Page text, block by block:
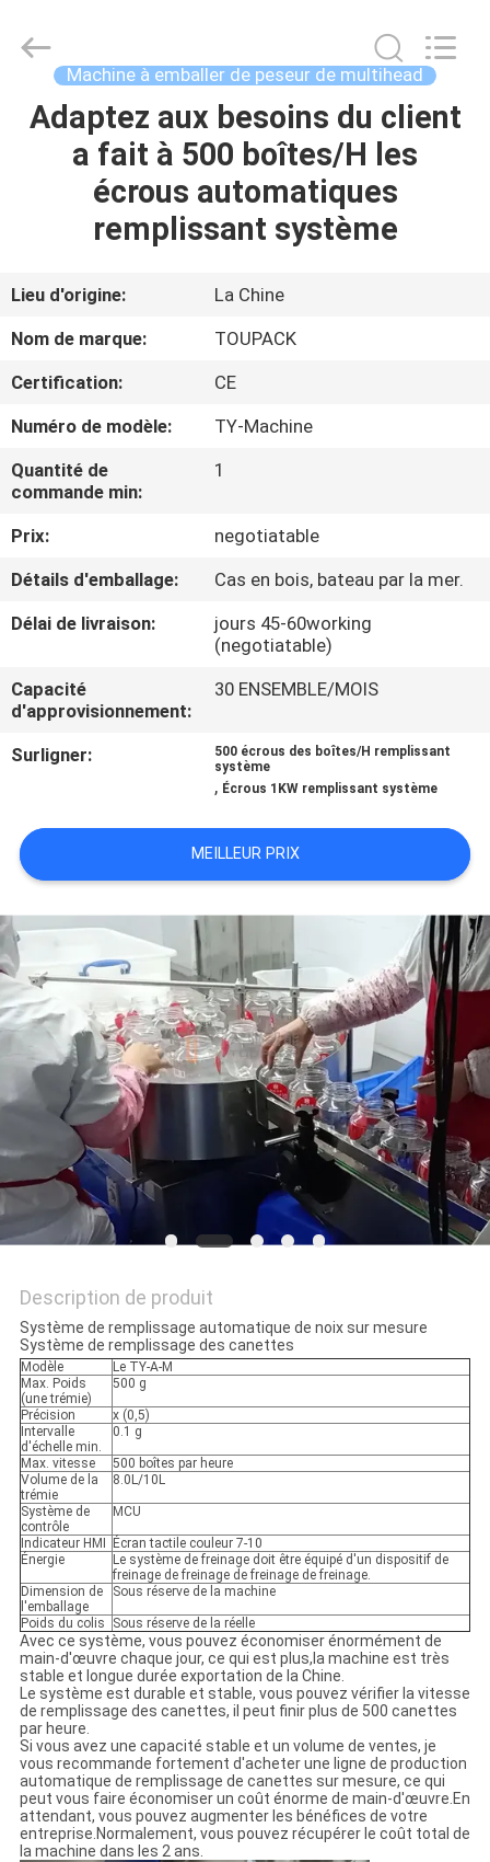
MAISON
PRODUITS
PROPOS
DE
NOUS
VISITE
D'USINE
CONTRÔLE
DE
QUALITÉ
CONTACTEZ-
NOUS
CAS
DEMANDEZ
UN DEVIS
SITEMAP
POLITIQUE
DE
CONFIDENTIALITÉ
EQUIPMENT
Reserved.
Machine à emballer de peseur de multihead
Adaptez aux besoins du client
a fait à 500 boîtes/H les
écrous automatiques
remplissant système
Lieu d'origine:
La Chine
Nom de marque:
TOUPACK
Certification:
CE
Numéro de modèle:
TY-Machine
Quantité de
commande min:
1
Prix:
negotiatable
Détails d'emballage:
Cas en bois, bateau par la mer.
Délai de livraison:
jours 45-60working
(negotiatable)
Capacité
d'approvisionnement:
30 ENSEMBLE/MOIS
Surligner:
500 écrous des boîtes/H remplissant
système
, Écrous 1KW remplissant système
MEILLEUR PRIX
Description de produit
Système de remplissage automatique de noix sur mesure
Système de remplissage des canettes
Modèle
Le TY-A-M
Max. Poids
(une trémie)
500 g
Précision
x (0,5)
Intervalle
d'échelle min.
0.1 g
Max. vitesse
500 boîtes par heure
Volume de la
trémie
8.0L/10L
Système de
contrôle
MCU
Indicateur HMI
Écran tactile couleur 7-10
Énergie
Le système de freinage doit être équipé d'un dispositif de
freinage de freinage de freinage de freinage.
Dimension de
l'emballage
Sous réserve de la machine
Poids du colis Sous réserve de la réelle
Avec ce système, vous pouvez économiser énormément de
main-d'œuvre chaque jour, ce qui est plus,la machine est très
stable et longue durée exportation de la Chine.
Le système est durable et stable, vous pouvez vérifier la vitesse
de remplissage des canettes, il peut finir plus de 500 canettes
par heure.
Si vous avez une capacité stable et un volume de ventes, je
vous recommande fortement d'acheter une ligne de production
automatique de remplissage de canettes sur mesure, ce qui
peut vous faire économiser un coût énorme de main-d'œuvre.En
attendant, vous pouvez augmenter les bénéfices de votre
entreprise.Normalement, vous pouvez récupérer le coût total de
la machine dans les 2 ans.